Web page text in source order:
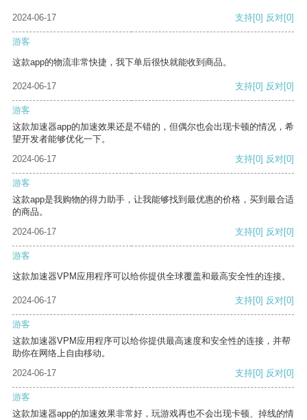
2024-06-17 支持[0] 反对[0]
游客
这款app的物流非常快捷，我下单后很快就能收到商品。
2024-06-17 支持[0] 反对[0]
游客
这款加速器app的加速效果还是不错的，但偶尔也会出现卡顿的情况，希
望开发者能够优化一下。
2024-06-17
支持[0] 反对[0]
游客
这款app是我购物的得力助手，让我能够找到最优惠的价格，买到最合适
的商品。
2024-06-17
支持[0] 反对[0]
游客
这款加速器VPM应用程序可以给你提供全球覆盖和最高安全性的连接。
2024-06-17 支持[0] 反对[0]
游客
这款加速器VPM应用程序可以给你提供最高速度和安全性的连接，并帮
助你在网络上自由移动。
2024-06-17
支持[0] 反对[0]
游客
这款加速器app的加速效果非常好，玩游戏再也不会出现卡顿、掉线的情